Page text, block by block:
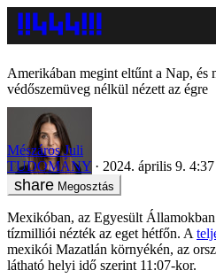
Amerikában megint eltűnt a Nap, és
védőszemüveg nélkül nézett az égre
Mészáros Juli
TUDOMÁNY
2024. április 9. 4:37
Megosztás
Mexikóban, az Egyesült
tízmilliói nézték az eget hétfőn. A
mexikói Mazatlán környékén, az
látható helyi idő szerint 11:07-kor.